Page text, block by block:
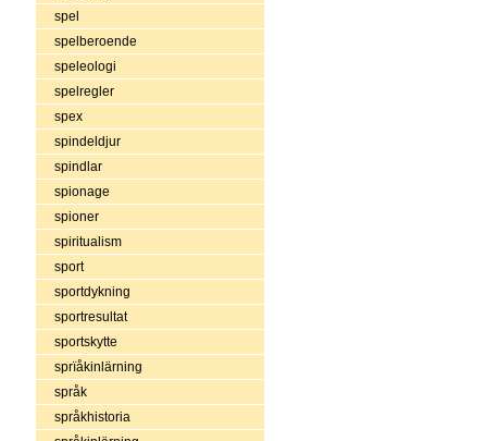
spel
spelberoende
speleologi
spelregler
spex
spindeldjur
spindlar
spionage
spioner
spiritualism
sport
sportdykning
sportresultat
sportskytte
sprïåkinlärning
språk
språkhistoria